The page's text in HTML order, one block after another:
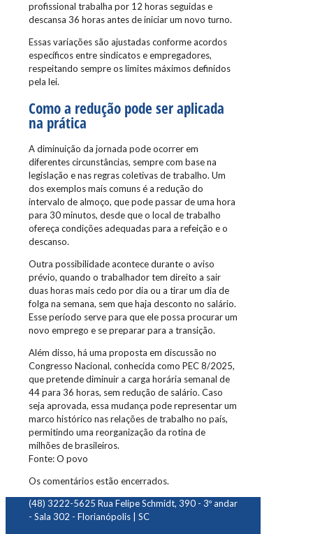
profissional trabalha por 12 horas seguidas e
descansa 36 horas antes de iniciar um novo turno.
Essas variações são ajustadas conforme acordos
específicos entre sindicatos e empregadores,
respeitando sempre os limites máximos definidos
pela lei.
Como a redução pode ser aplicada
na prática
A diminuição da jornada pode ocorrer em
diferentes circunstâncias, sempre com base na
legislação e nas regras coletivas de trabalho. Um
dos exemplos mais comuns é a redução do
intervalo de almoço, que pode passar de uma hora
para 30 minutos, desde que o local de trabalho
ofereça condições adequadas para a refeição e o
descanso.
Outra possibilidade acontece durante o aviso
prévio, quando o trabalhador tem direito a sair
duas horas mais cedo por dia ou a tirar um dia de
folga na semana, sem que haja desconto no salário.
Esse período serve para que ele possa procurar um
novo emprego e se preparar para a transição.
Além disso, há uma proposta em discussão no
Congresso Nacional, conhecida como PEC 8/2025,
que pretende diminuir a carga horária semanal de
44 para 36 horas, sem redução de salário. Caso
seja aprovada, essa mudança pode representar um
marco histórico nas relações de trabalho no país,
permitindo uma reorganização da rotina de
milhões de brasileiros.
Fonte: O povo
Os comentários estão encerrados.
(48) 3222-5625 Rua Felipe Schmidt, 390 - 3º andar
- Sala 302 - Florianópolis | SC